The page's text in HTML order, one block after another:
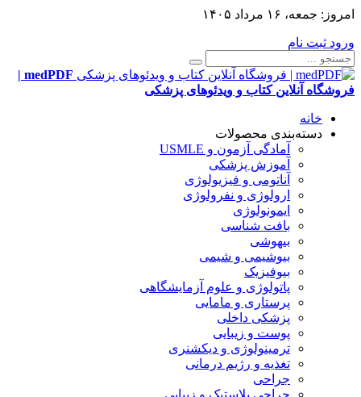
امروز: جمعه، ۱۶ مرداد ۱۴۰۵
ورود ثبت نام
medPDF |
فروشگاه آنلاین کتاب و ویدئوهای پزشکی
خانه
دسته‌بندی محصولات
آمادگی آزمون و USMLE
آموزش پزشکی
آناتومی و فیزیولوژی
ارولوژی و نفرولوژی
ایمونولوژی
بافت شناسی
بیهوشی
بیوشیمی و شیمی
بیوفیزیک
پاتولوژی و علوم آزمایشگاهی
پرستاری و مامایی
پزشکی داخلی
پوست و زیبایی
ترمینولوژی و دیکشنری
تغذیه و رژیم درمانی
جراحی
جراحی پلاستیک و زیبایی